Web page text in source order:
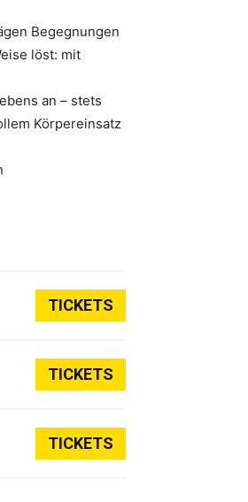
Begegnungen
löst: mit
an – stets
Körpereinsatz
TICKETS
TICKETS
TICKETS